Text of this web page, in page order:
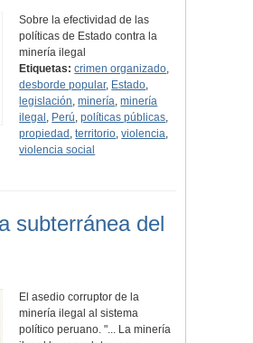
Sobre la efectividad de las
políticas de Estado contra la
minería ilegal
Etiquetas: crimen organizado,
desborde popular, Estado,
legislación,minería,minería
ilegal , Perú,políticas públicas,
propiedad ,territorio,violencia,
violencia social
subterránea del
El asedio corruptor de la
minería ilegal al sistema
político peruano. "... La minería